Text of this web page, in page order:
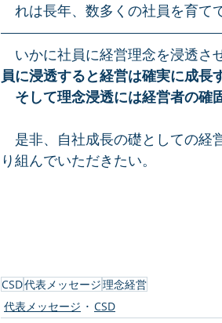
れは長年、数多くの社員を育て
いかに社員に経営理念を浸透さ
員に浸透すると経営は確実に成長
そして理念浸透には経営者の確
是非、自社成長の礎としての経
り組んでいただきたい。
CSD代表メッセージ理念経営
代表メッセージ
CSD